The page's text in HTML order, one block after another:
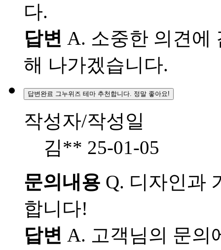
다.
답변 A. 소중한 의견에
해 나가겠습니다.
답변완료 그누위즈 테마 추천합니다. 정말 좋아요!
작성자/작성일
김** 25-01-05
문의내용 Q. 디자인과
합니다!
답변 A. 고객님의 문의